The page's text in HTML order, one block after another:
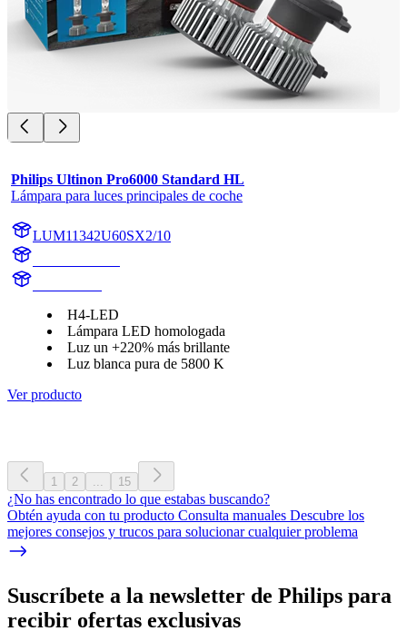
Philips Ultinon Pro6000 Standard HL
Lámpara para luces principales de coche
LUM11342U60SX2/10
H4-LED
Lámpara LED homologada
Luz un +220% más brillante
Luz blanca pura de 5800 K
Ver producto
1 2 ... 15
¿No has encontrado lo que estabas buscando?
Obtén ayuda con tu producto Consulta manuales Descubre los
mejores consejos y trucos para solucionar cualquier problema
Suscríbete a la newsletter de Philips para
recibir ofertas exclusivas